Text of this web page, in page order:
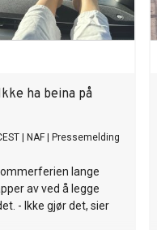
ha beina på
NAF Pressemelding
lange
av ved å legge
- Ikke gjør det, sier